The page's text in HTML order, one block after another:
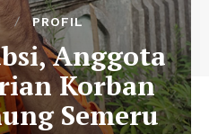
PROFIL
Anggota
Korban
Semeru